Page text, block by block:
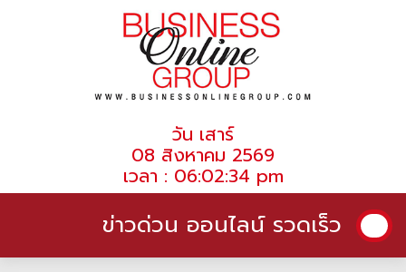
วัน เสาร์
08 สิงหาคม 2569
เวลา : 06:02:34 pm
ข่าวด่วน ออนไลน์ รวดเร็ว